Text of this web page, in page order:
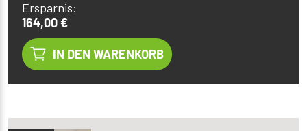
Ersparnis:
164,00 €
IN DEN WARENKORB